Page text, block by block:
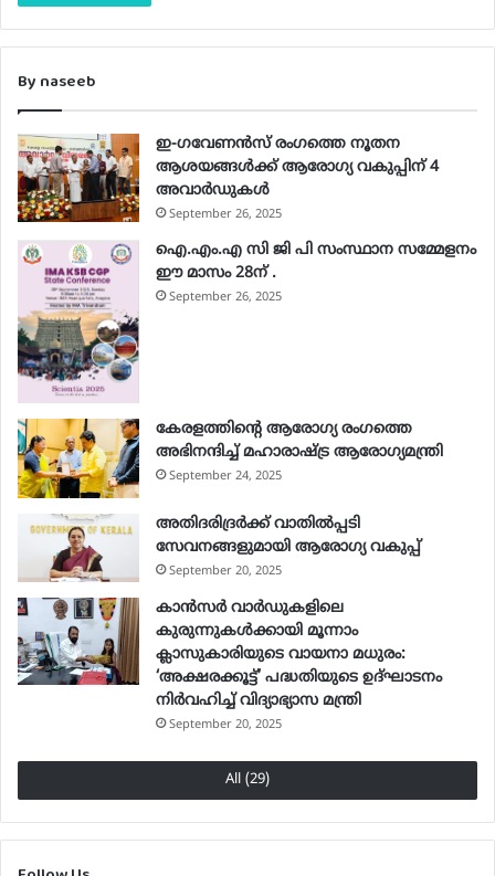
By naseeb
ഇ-ഗവേണന്‍സ് രംഗത്തെ നൂതന
ആശയങ്ങള്‍ക്ക് ആരോഗ്യ വകുപ്പിന് 4
അവാര്‍ഡുകള്‍
September 26, 2025
ഐ.എം.എ സി ജി പി സംസ്ഥാന സമ്മേളനം
ഈ മാസം 28ന് .
September 26, 2025
കേരളത്തിന്റെ ആരോഗ്യ രംഗത്തെ
അഭിനന്ദിച്ച് മഹാരാഷ്ട്ര ആരോഗ്യമന്ത്രി
September 24, 2025
അതിദരിദ്രര്‍ക്ക് വാതില്‍പ്പടി
സേവനങ്ങളുമായി ആരോഗ്യ വകുപ്പ്
September 20, 2025
കാൻസർ വാർഡുകളിലെ
കുരുന്നുകൾക്കായി മൂന്നാം
ക്ലാസുകാരിയുടെ വായനാ മധുരം:
‘അക്ഷരക്കൂട്ട്’ പദ്ധതിയുടെ ഉദ്ഘാടനം
നിർവഹിച്ച് വിദ്യാഭ്യാസ മന്ത്രി
September 20, 2025
All (29)